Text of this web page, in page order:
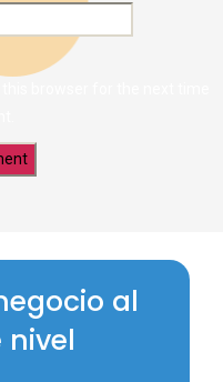
al
nivel